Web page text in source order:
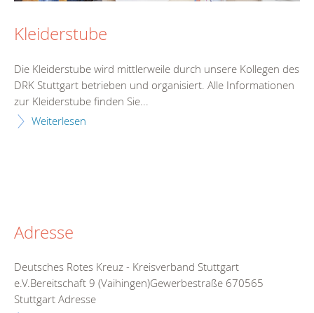
Kleiderstube
Die Kleiderstube wird mittlerweile durch unsere Kollegen des
DRK Stuttgart betrieben und organisiert. Alle Informationen
zur Kleiderstube finden Sie...
Weiterlesen
Adresse
Deutsches Rotes Kreuz - Kreisverband Stuttgart
e.V.Bereitschaft 9 (Vaihingen)Gewerbestraße 670565
Stuttgart Adresse